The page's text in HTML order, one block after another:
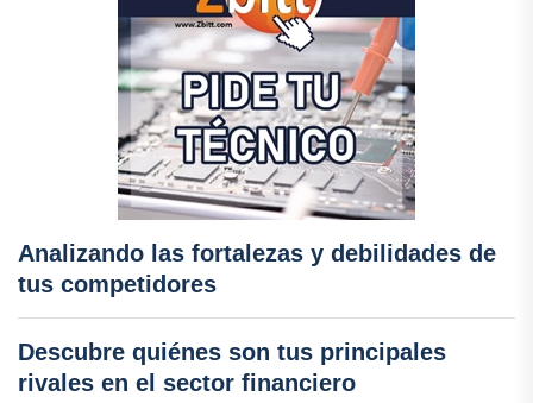
Analizando las fortalezas y debilidades de
tus competidores
Descubre quiénes son tus principales
rivales en el sector financiero